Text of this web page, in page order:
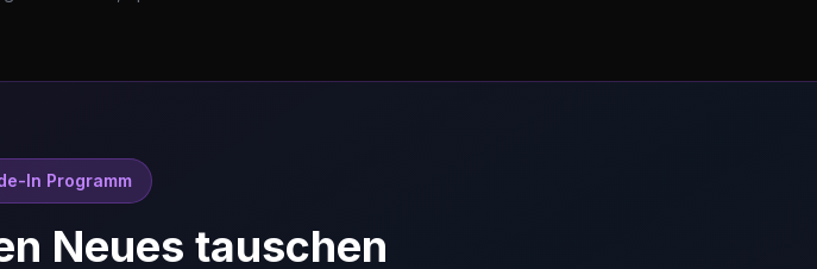
In Programm
Neues tauschen